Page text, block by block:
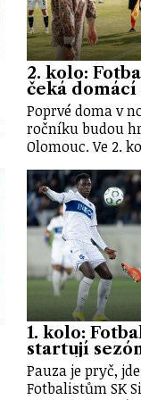
2. kolo:
čeká
Poprvé doma v
ročníku budou
Olomouc. Ve 2.
1. kolo:
startují
Pauza je pryč,
Fotbalistům SK